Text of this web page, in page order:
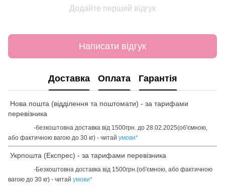
Додайте перший відгук
Написати відгук
Доставка Оплата Гарантія
Нова пошта (відділення та поштомати) - за тарифами
перевізника
-безкоштовна доставка від 1500грн. до 28.02.2025(об'ємною,
або фактичною вагою до 30 кг) - читай умови*
Укрпошта (Експрес) - за тарифами перевізника
-Безкоштовна доставка від 1500грн.(об'ємною, або фактичною
вагою до 30 кг) - читай умови*